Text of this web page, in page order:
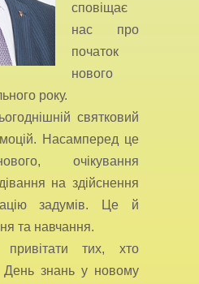
сповіщає
нас про
початок
нового
року.
святковий
Насамперед це
очікування
на здійснення
задумів. Це й
та навчання.
тих, хто
День знань у новому